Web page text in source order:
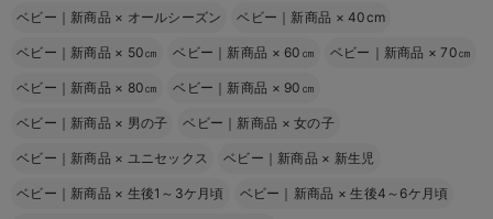
ベビー｜新商品 × オールシーズン ベビー｜新商品 ×40cm
ベビー｜新商品 × 50㎝ ベビー｜新商品 × 60㎝ ベビー｜新商品 ×70㎝
ベビー｜新商品 × 80㎝ ベビー｜新商品 × 90㎝
ベビー｜新商品 × 男の子 ベビー｜新商品 ×女の子
ベビー｜新商品 × ユニセックス ベビー｜新商品 × 新生児
ベビー｜新商品 × 生後1～3ケ月頃 ベビー｜新商品 ×生後4～6ケ月頃